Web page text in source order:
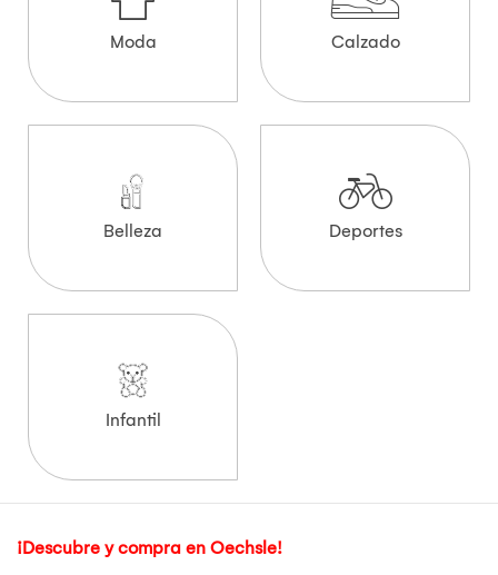
Moda Calzado
Belleza Deportes
Infantil
¡Descubre y compra en Oechsle!